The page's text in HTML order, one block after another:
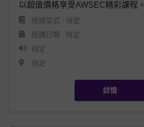
以超值價格享受AWSEC精彩課程。
授課型式 : 待定
授課日期 : 待定
待定
待定
詳情